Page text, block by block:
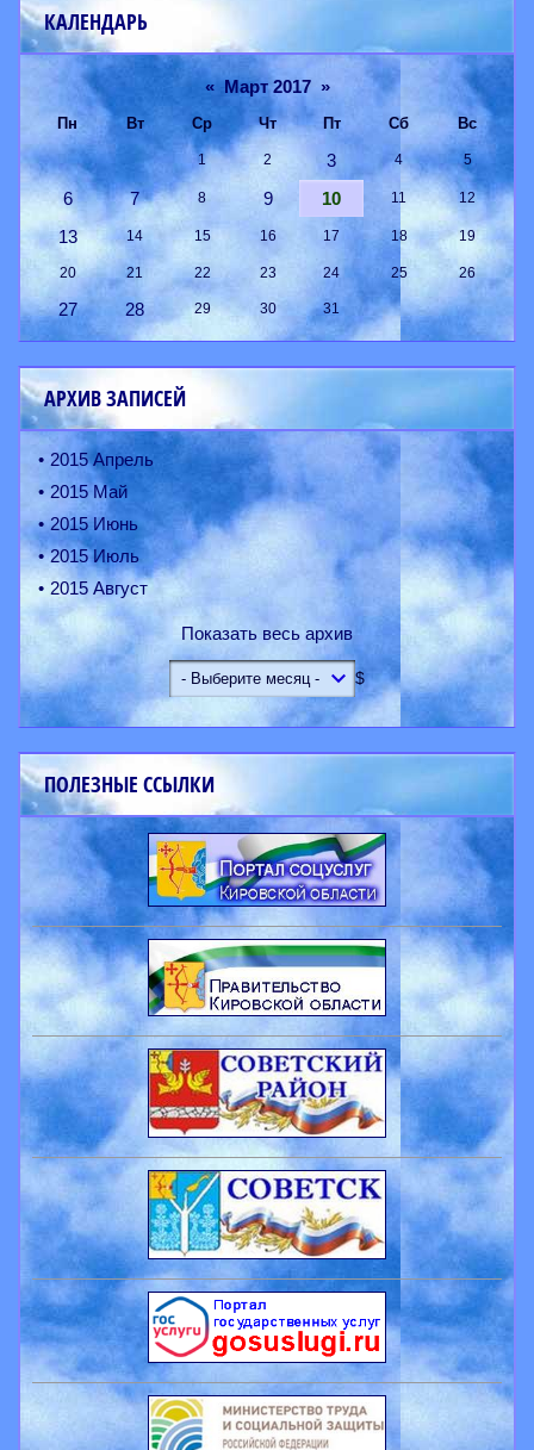
КАЛЕНДАРЬ
« Март 2017 »
Пн Вт Ср Чт Пт Сб Вс
1 2 3 4 5
6 7 8 9 10 11 12
13 14 15 16 17 18 19
20 21 22 23 24 25 26
27 28 29 30 31
АРХИВ ЗАПИСЕЙ
2015 Апрель
2015 Май
2015 Июнь
2015 Июль
2015 Август
Показать весь архив
$
ПОЛЕЗНЫЕ ССЫЛКИ